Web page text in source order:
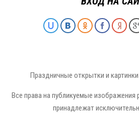
Праздничные открытки и картинки
Все права на публикуемые изображения
принадлежат